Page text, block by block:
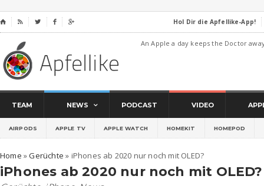
⌂     Hol Dir die Apfellike-App!
An Apple a day keeps the Doctor
TEAM NEWS PODCAST VIDEO
AIRPODS APPLE TV APPLE WATCH HOMEKIT HOMEPOD
Home »Gerüchte » iPhones ab 2020 nur noch mit OLED?
iPhones ab 2020 nur noch mit OLED?